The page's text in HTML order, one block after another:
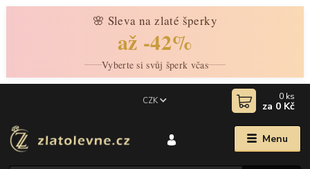
🌸 Sleva na zlaté šperky
až -42%
Vyberte si svůj šperk včas
Menu
CZK 0 ks
za 0 Kč